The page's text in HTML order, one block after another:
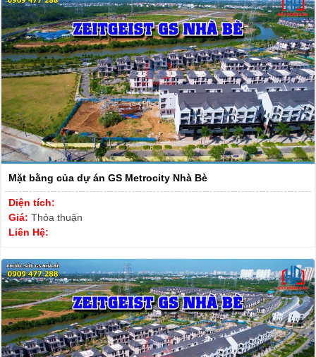
Mặt bằng của dự án GS Metrocity Nhà Bè
Diện tích:
Giá: Thỏa thuận
Liên Hệ: